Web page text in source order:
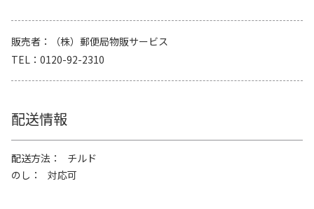
販売者
（株）郵便局物販サービス
TEL
0120-92-2310
配送情報
配送方法
チルド
のし
対応可